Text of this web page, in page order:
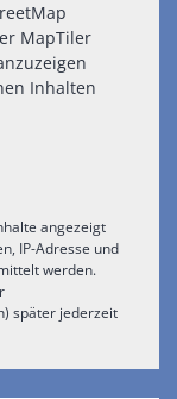
MapTiler
Inhalten
angezeigt
IP-Adresse und
werden.
später jederzeit